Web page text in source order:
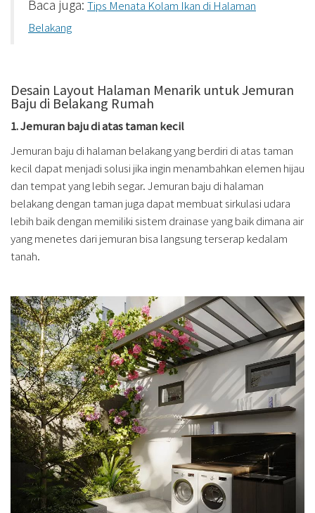
Baca juga: Tips Menata Kolam Ikan di Halaman
Belakang
Desain Layout Halaman Menarik untuk Jemuran
Baju di Belakang Rumah
1. Jemuran baju di atas taman kecil
Jemuran baju di halaman belakang yang berdiri di atas taman
kecil dapat menjadi solusi jika ingin menambahkan elemen hijau
dan tempat yang lebih segar. Jemuran baju di halaman
belakang dengan taman juga dapat membuat sirkulasi udara
lebih baik dengan memiliki sistem drainase yang baik dimana air
yang menetes dari jemuran bisa langsung terserap kedalam
tanah.